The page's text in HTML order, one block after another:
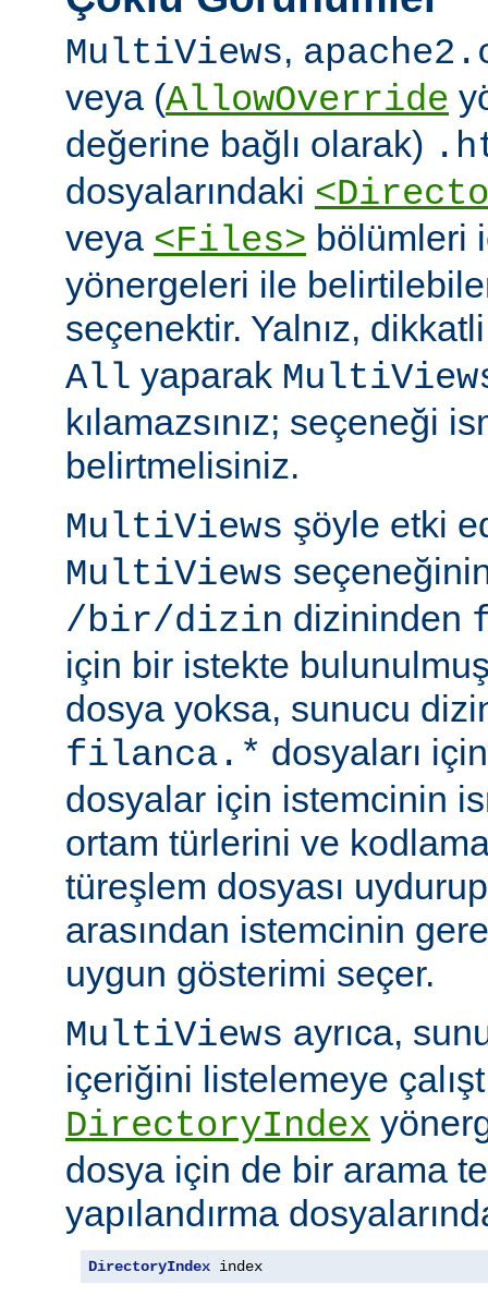
MultiViews,
veya (AllowOverride
değerine bağlı olarak)
dosyalarındaki
veya <Files> bölümleri
yönergeleri ile
seçenektir. Yalnız,
All yaparak
kılamazsınız; seçeneği
belirtmelisiniz.
MultiViews şöyle etki
MultiViews
/bir/dizin dizininden
için bir istekte
dosya yoksa, sunucu
filanca.* dosyaları
dosyalar için istemcinin
ortam türlerini ve
türeşlem dosyası
arasından istemcinin
uygun gösterimi seçer.
MultiViews ayrıca,
içeriğini listelemeye
DirectoryIndex
dosya için de bir arama
yapılandırma
DirectoryIndex index